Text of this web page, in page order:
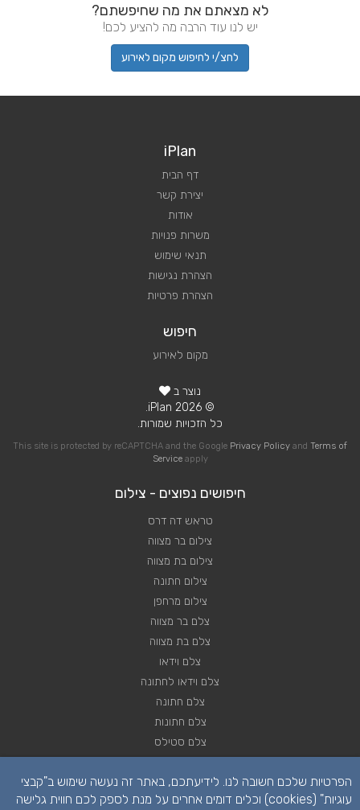
לא מצאתם את מה שחיפשתם?
יש לנו עוד הרבה מה להציע לכם!
לחצ/י לחיפוש מקום לאירוע
iPlan
דף הבית
יצירת קשר
אודות
משרות פנויות
תנאי שימוש
הצהרת נגישות
הצהרת פרטיות
חיפוש
מקום לאירוע
נוצר ב
© 2026 iPlan.
כל הזכויות שמורות.
This site is protected by reCAPTCHA and the Google Privacy Policy and Terms of
Serviceapply
חיפושים נפוצים - צילום
טראש דה דרס
צילום בר מצווה
צילום בת מצווה
צילום חתונה
צילום מרחפן
צלם בר מצווה
צלם בת מצווה
צלם וידאו
צלם וידאו לחתונה
צלם חתונה
צלם חתונות
צלם סטילס
רחפן לחתונה
הפרטיות שלכם חשובה לנו. לידיעתכם, באתר זה נעשה שימוש ב"קבצי
עוגיות" (cookies) וכלים דומים אחרים על מנת לספק לכם חווית גלישה